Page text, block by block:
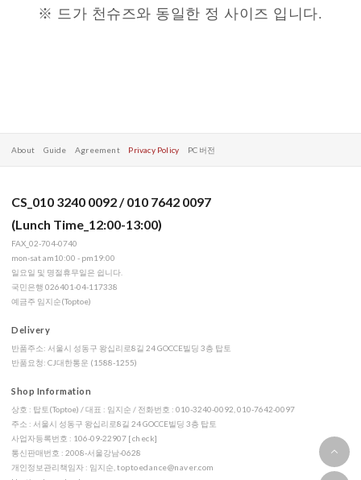
※ 드가 천슈즈와 동일한 정 사이즈 입니다.
About Guide Agreement Privacy Policy PC 버전
CS_010 3240 0092 / 010 7642 0097
(Lunch Time_12:00-13:00)
FAX_02-704-0740
mon-sat am10:00 - pm19:00
일요일 및 명절휴무일은 쉽니다.
국민은행 026401-04-117338
예금주 임지순(Toptoe)
Delivery
반품주소: 서울시 성동구 왕십리로8길 24 GOCCE빌딩 3층 탑토
반품요청: CJ대한통운 (1588-1255)
Shop Information
상호 : 탑토(Toptoe) / 대표 : 임지순 / 전화번호 : 010-3240-0092, 010-7642-0097
주소 : 서울시 성동구 왕십리로8길 24 GOCCE빌딩 3층 탑토
사업자등록번호 : 106-09-22907 [check]
통신판매번호 : 2008-서울강남-0628
개인정보관리책임자 : 임지순,toptoedance@naver.com